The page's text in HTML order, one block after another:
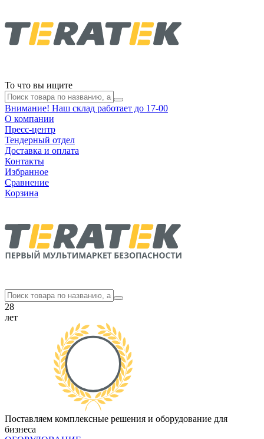
То что вы ищите
Внимание! Наш склад работает до 17-00
О компании
Пресс-центр
Тендерный отдел
Доставка и оплата
Контакты
Избранное
Сравнение
Корзина
28
лет
Поставляем комплексные решения и оборудование для
бизнеса